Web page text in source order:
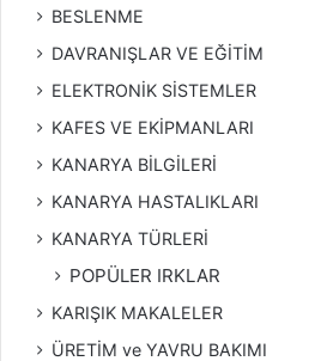
BESLENME
DAVRANIŞLAR VE EĞİTİM
ELEKTRONİK SİSTEMLER
KAFES VE EKİPMANLARI
KANARYA BİLGİLERİ
KANARYA HASTALIKLARI
KANARYA TÜRLERİ
POPÜLER IRKLAR
KARIŞIK MAKALELER
ÜRETİM ve YAVRU BAKIMI